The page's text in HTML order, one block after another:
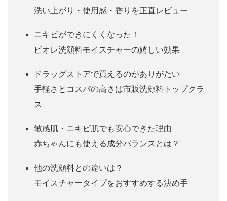
洗い上がり・使用感・香りを正直レビュー
ニキビができにくくなった！
ビオレ洗顔料モイスチャーの嬉しい効果
ドラッグストアで買えるのがありがたい
手軽さとコスパの高さは市販洗顔料トップクラ
ス
敏感肌・ニキビ肌でも安心できた理由
赤ちゃんにも使える成分バランスとは？
他の洗顔料との違いは？
モイスチャータイプをおすすめする決め手